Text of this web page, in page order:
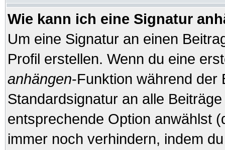
Wie kann ich eine Signatur
Um eine Signatur an einen
Profil erstellen. Wenn du eine
anhängen-Funktion während der
Standardsignatur an alle
entsprechende Option anwählst
immer noch verhindern, indem